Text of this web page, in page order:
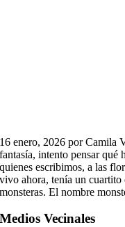
16 enero, 2026 por Camila
fantasía, intento pensar qué
quienes escribimos, a las
vivo ahora, tenía un
monsteras. El nombre
Medios Vecinales